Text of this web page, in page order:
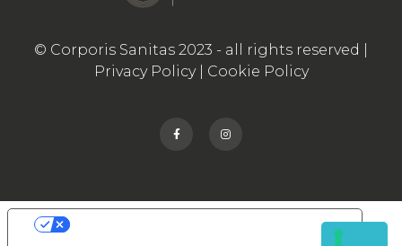
© Corporis Sanitas 2023 - all rights reserved |
Privacy Policy| Cookie Policy
Le tue preferenze relative alla privacy